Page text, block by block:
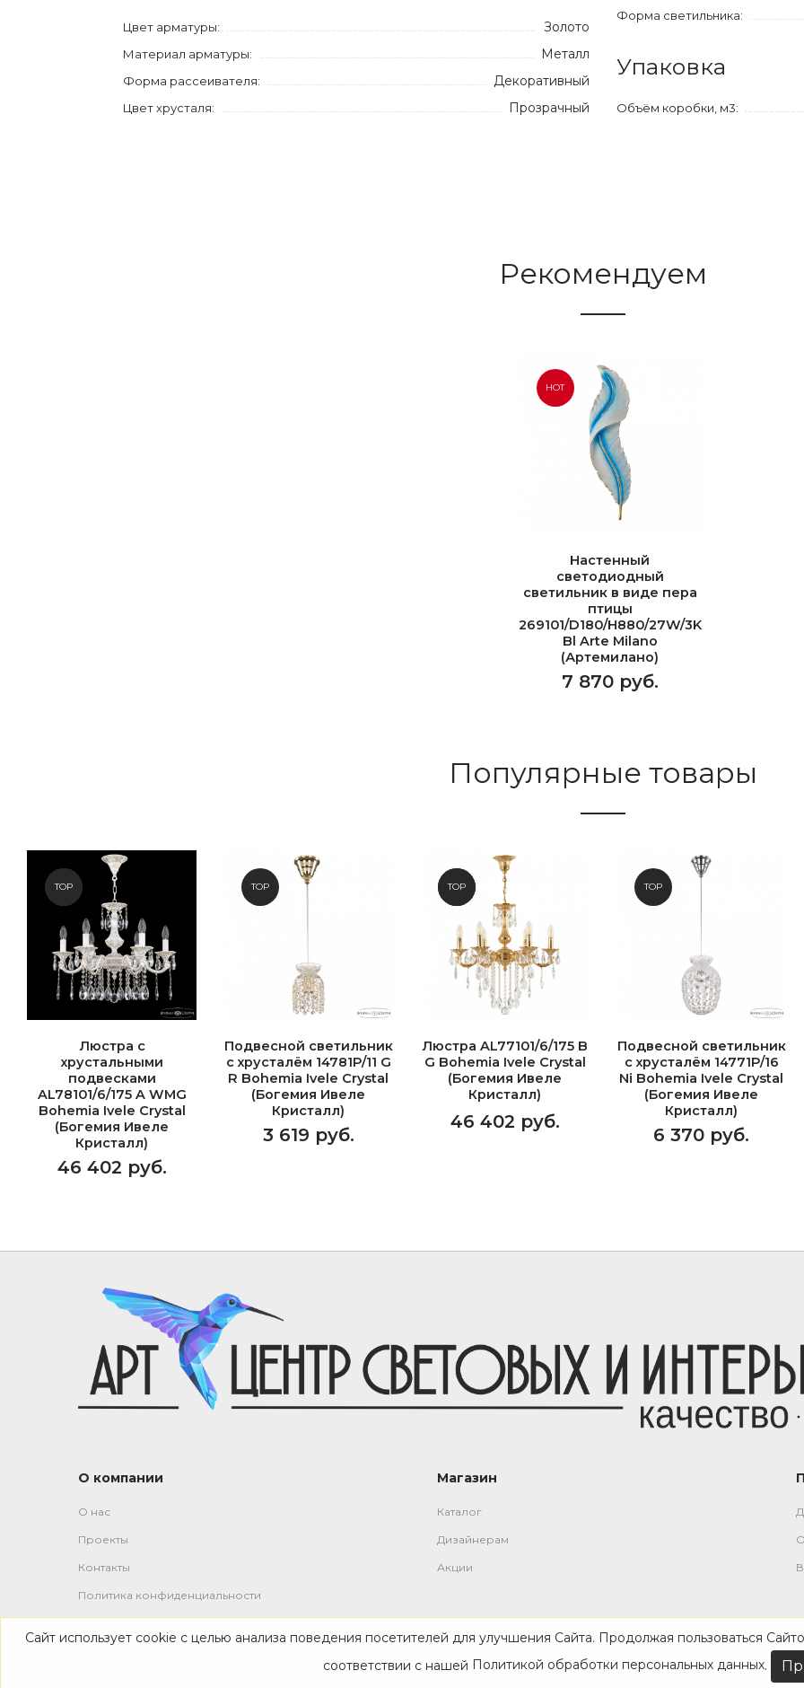
Цвет арматуры: Золото
Материал арматуры: Металл
Форма рассеивателя: Декоративный
Цвет хрусталя: Прозрачный
Форма светильника:
Упаковка
Объём коробки, м3:
Рекомендуем
HOT
Настенный
светодиодный
светильник в виде пера
птицы
269101/D180/H880/27W/3K
Bl Arte Milano
(Артемилано)
7 870 руб.
Популярные товары
NEW
TOP
Люстра с
хрустальными
подвесками
AL78101/6/175 A WMG
Bohemia Ivele Crystal
(Богемия Ивеле
Кристалл)
46 402 руб.
TOP
Подвесной светильник
с хрусталём 14781P/11 G
R Bohemia Ivele Crystal
(Богемия Ивеле
Кристалл)
3 619 руб.
NEW
TOP
Люстра AL77101/6/175 B
G Bohemia Ivele Crystal
(Богемия Ивеле
Кристалл)
46 402 руб.
TOP
Подвесной светильник
с хрусталём 14771P/16
Ni Bohemia Ivele Crystal
(Богемия Ивеле
Кристалл)
6 370 руб.
О компании
О нас
Проекты
Контакты
Политика конфиденциальности
Магазин
Каталог
Дизайнерам
Акции
Сайт использует cookie с целью анализа поведения посетителей для улучшения Сайта. Продолжая пользоваться
соответствии с нашей Политикой обработки персональных данных.